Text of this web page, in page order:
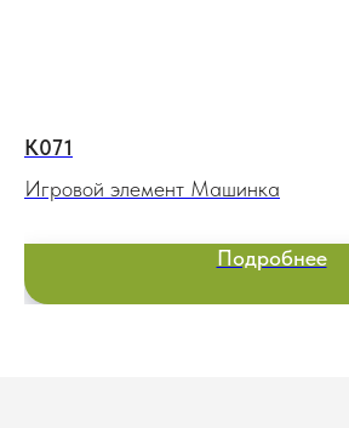
К071
Игровой элемент Машинка
Подробнее